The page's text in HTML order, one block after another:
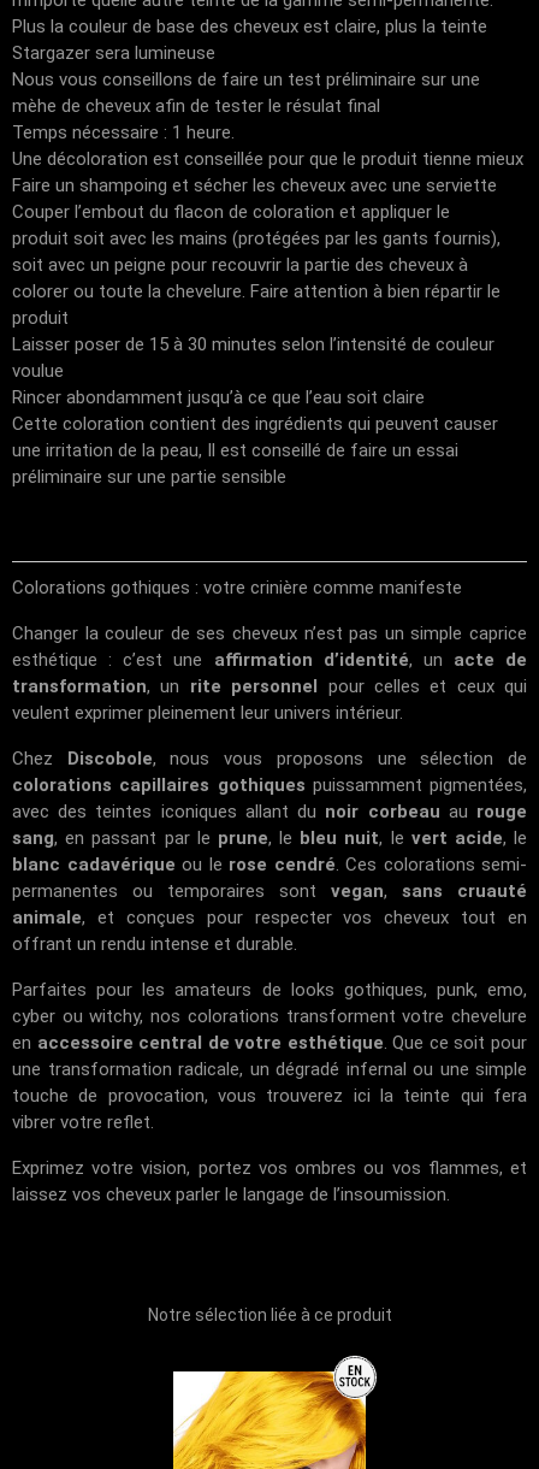
Plus la couleur de base des cheveux est claire, plus la teinte
Stargazer sera lumineuse
Nous vous conseillons de faire un test préliminaire sur une
mèhe de cheveux afin de tester le résulat final
Temps nécessaire : 1 heure.
Une décoloration est conseillée pour que le produit tienne mieux
Faire un shampoing et sécher les cheveux avec une serviette
Couper l’embout du flacon de coloration et appliquer le
produit soit avec les mains (protégées par les gants fournis),
soit avec un peigne pour recouvrir la partie des cheveux à
colorer ou toute la chevelure. Faire attention à bien répartir le
produit
Laisser poser de 15 à 30 minutes selon l’intensité de couleur
voulue
Rincer abondamment jusqu’à ce que l’eau soit claire
Cette coloration contient des ingrédients qui peuvent causer
une irritation de la peau, Il est conseillé de faire un essai
préliminaire sur une partie sensible
Colorations gothiques : votre crinière comme manifeste
Changer la couleur de ses cheveux n’est pas un simple caprice
esthétique : c’est une affirmation d’identité, un acte de
transformation, un rite personnel pour celles et ceux qui
veulent exprimer pleinement leur univers intérieur.
Chez Discobole, nous vous proposons une sélection de
colorations capillaires gothiques puissamment pigmentées,
avec des teintes iconiques allant du noir corbeau au rouge
sang, en passant par le prune, le bleu nuit, le vert acide, le
blanc cadavérique ou le rose cendré. Ces colorations semi-
permanentes ou temporaires sont vegan, sans cruauté
animale, et conçues pour respecter vos cheveux tout en
offrant un rendu intense et durable.
Parfaites pour les amateurs de looks gothiques, punk, emo,
cyber ou witchy, nos colorations transforment votre chevelure
en accessoire central de votre esthétique. Que ce soit pour
une transformation radicale, un dégradé infernal ou une simple
touche de provocation, vous trouverez ici la teinte qui fera
vibrer votre reflet.
Exprimez votre vision, portez vos ombres ou vos flammes, et
laissez vos cheveux parler le langage de l’insoumission.
Notre sélection liée à ce produit